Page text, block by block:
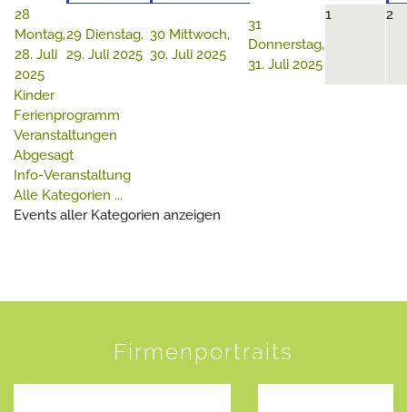
28
Montag,
28. Juli
2025
29 Dienstag,
29. Juli 2025
30 Mittwoch,
30. Juli 2025
31
Donnerstag,
31. Juli 2025
1 2
Kinder
Ferienprogramm
Veranstaltungen
Abgesagt
Info-Veranstaltung
Alle Kategorien ...
Events aller Kategorien anzeigen
Firmenportraits